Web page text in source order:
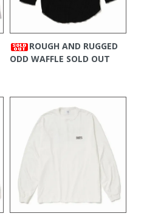
ROUGH AND RUGGED
ODD WAFFLE SOLD OUT